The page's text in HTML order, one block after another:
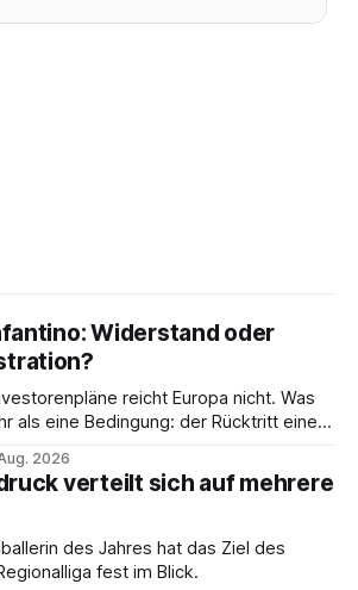
Widerstand oder
reicht Europa nicht. Was
als eine Bedingung: der Rücktritt eines
2026
verteilt sich auf mehrere
des Jahres hat das Ziel des
fest im Blick.